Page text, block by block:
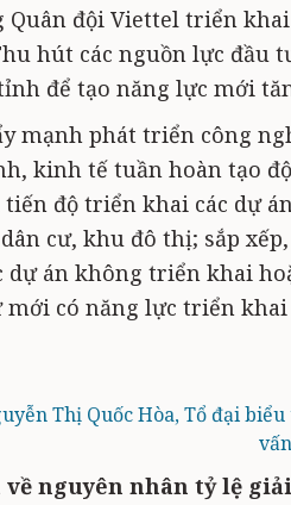
Quân đội Viettel triển
hút các nguồn lực đầu
để tạo năng lực mới
mạnh phát triển công
kinh tế tuần hoàn tạo
độ triển khai các dự
cư, khu đô thị; sắp
dự án không triển khai
mới có năng lực triển
Thị Quốc Hòa, Tổ đại
nguyên nhân tỷ lệ